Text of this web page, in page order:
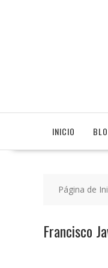
INICIO
Página de
Francisco